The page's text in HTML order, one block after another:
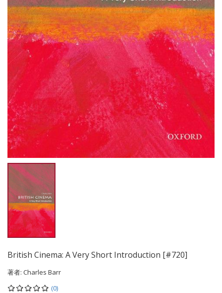
British Cinema: A Very Short Introduction [#720]
著者: Charles Barr
(0)